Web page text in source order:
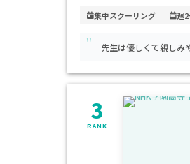
ームな環境で個別対応の
を目指す生徒にも対応し
深めることができます。
集中スクーリング 週
" 先生は優しくて親しみ
3
RANK